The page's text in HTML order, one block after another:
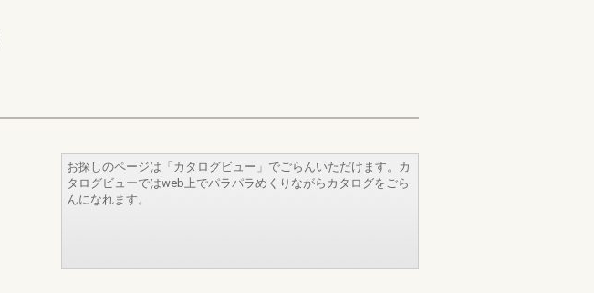
お探しのページは「カタログビュー」でごらんいただけます。カ
タログビューではweb上でパラパラめくりながらカタログをごら
んになれます。